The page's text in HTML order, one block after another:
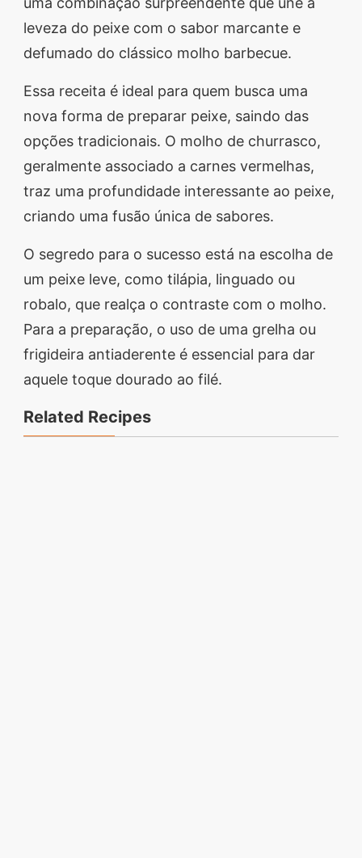
leveza do peixe com o sabor marcante e
defumado do clássico molho barbecue.
Essa receita é ideal para quem busca uma
nova forma de preparar peixe, saindo das
opções tradicionais. O molho de churrasco,
geralmente associado a carnes vermelhas,
traz uma profundidade interessante ao peixe,
criando uma fusão única de sabores.
O segredo para o sucesso está na escolha de
um peixe leve, como tilápia, linguado ou
robalo, que realça o contraste com o molho.
Para a preparação, o uso de uma grelha ou
frigideira antiaderente é essencial para dar
aquele toque dourado ao filé.
Related Recipes